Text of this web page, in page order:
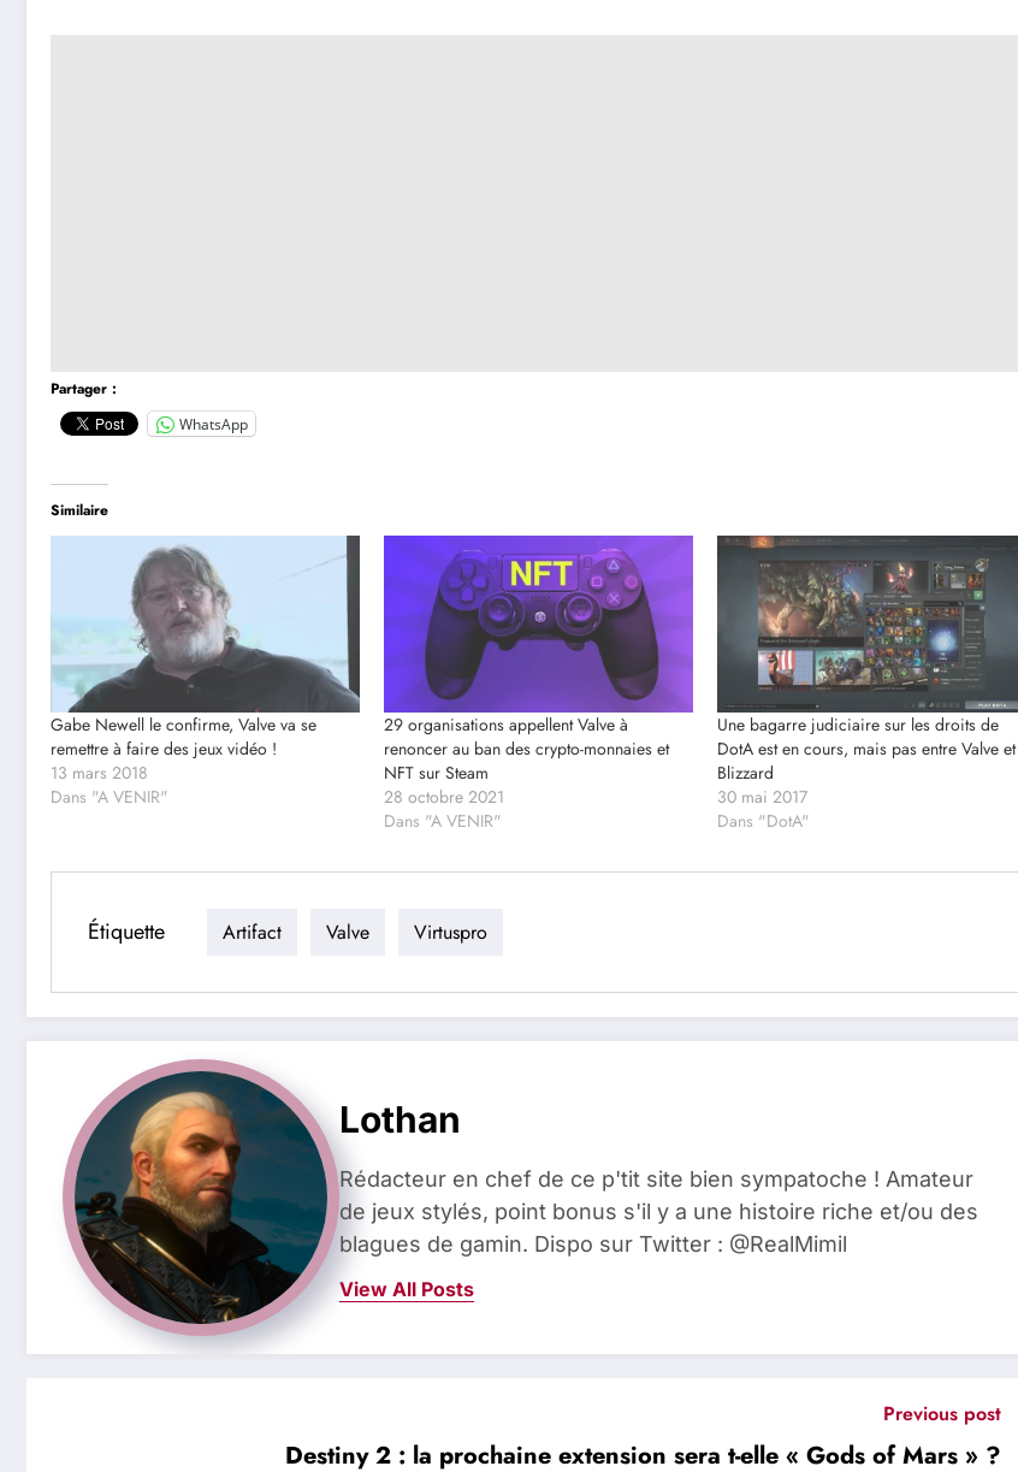
Partager :
WhatsApp
Similaire
Gabe Newell le confirme, Valve va se
remettre à faire des jeux vidéo !
13 mars 2018
Dans "A VENIR"
29 organisations appellent Valve à
renoncer au ban des crypto-monnaies et
NFT sur Steam
28 octobre 2021
Dans "A VENIR"
Une bagarre judiciaire sur les droits de
DotA est en cours, mais pas entre Valve et
Blizzard
30 mai 2017
Dans "DotA"
Étiquette Artifact Valve Virtuspro
Lothan
Rédacteur en chef de ce p'tit site bien sympatoche ! Amateur
de jeux stylés, point bonus s'il y a une histoire riche et/ou des
blagues de gamin. Dispo sur Twitter : @RealMimil
View All Posts
Previous post
Destiny 2 : la prochaine extension sera t-elle « Gods of Mars » ?